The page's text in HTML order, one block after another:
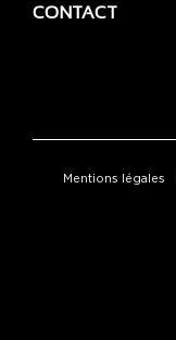
CONTACT
Mentions légales